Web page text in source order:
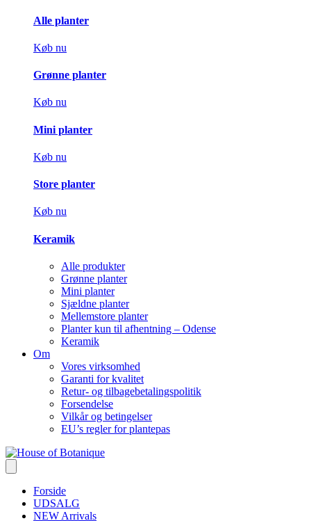
Alle planter
Køb nu
Grønne planter
Køb nu
Mini planter
Køb nu
Store planter
Køb nu
Keramik
Alle produkter
Grønne planter
Mini planter
Sjældne planter
Mellemstore planter
Planter kun til afhentning – Odense
Keramik
Om
Vores virksomhed
Garanti for kvalitet
Retur- og tilbagebetalingspolitik
Forsendelse
Vilkår og betingelser
EU’s regler for plantepas
Forside
UDSALG
NEW Arrivals